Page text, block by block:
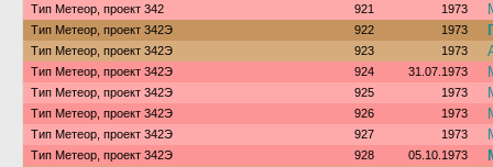
Тип Метеор, проект 342 921 1973
Тип Метеор, проект 342Э 922 1973
Тип Метеор, проект 342Э 923 1973
Тип Метеор, проект 342Э 924 31.07.1973
Тип Метеор, проект 342Э 925 1973
Тип Метеор, проект 342Э 926 1973
Тип Метеор, проект 342Э 927 1973
Тип Метеор, проект 342Э 928 05.10.1973